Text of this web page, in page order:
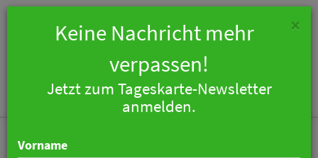
×
Keine Nachricht mehr
verpassen!
Jetzt zum Tageskarte-Newsletter
anmelden.
Vorname